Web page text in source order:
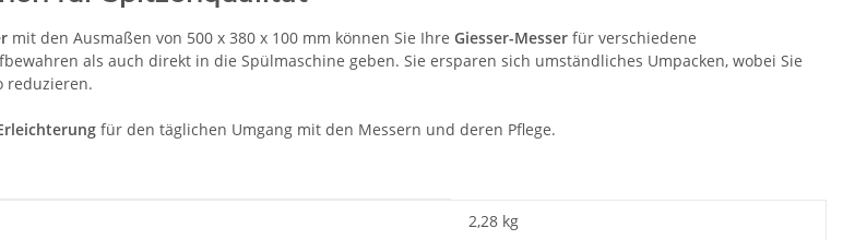
mit den Ausmaßen von 500 x 380 x 100 mm können Sie Ihre Giesser-Messer für verschiedene
als auch direkt in die Spülmaschine geben. Sie ersparen sich umständliches Umpacken, wobei Sie
reduzieren.
für den täglichen Umgang mit den Messern und deren Pflege.
2,28 kg